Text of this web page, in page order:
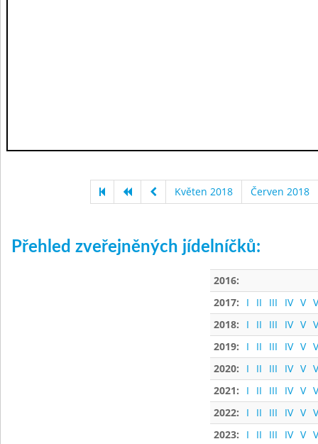
Květen 2018 Červen 2018
Přehled zveřejněných jídelníčků:
2016:
2017:
I II III IV V
2018:
I II III IV V
2019:
I II III IV V
2020:
I II III IV V
2021:
I II III IV V
2022:
I II III IV V
2023:
I II III IV V